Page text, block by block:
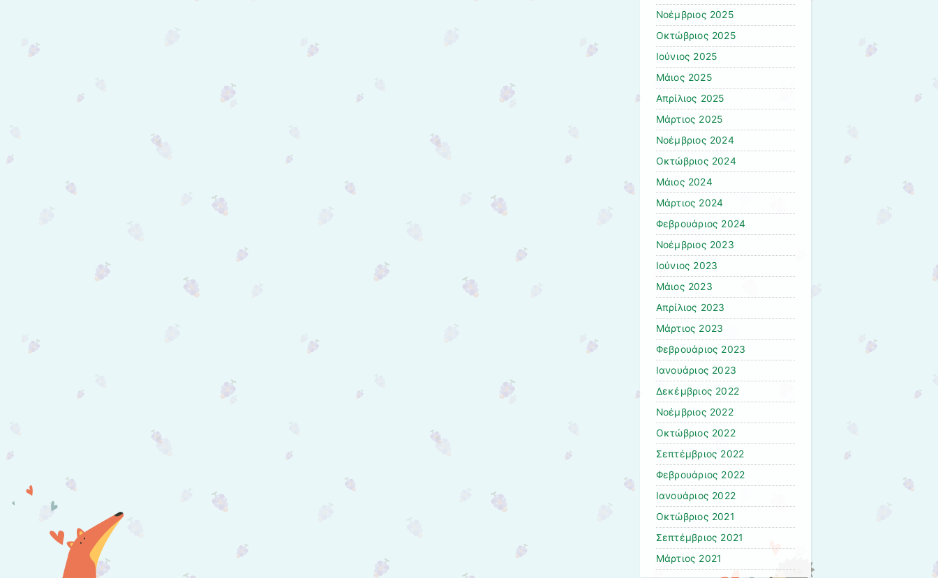
Νοέμβριος 2025
Οκτώβριος 2025
Ιούνιος 2025
Μάιος 2025
Απρίλιος 2025
Μάρτιος 2025
Νοέμβριος 2024
Οκτώβριος 2024
Μάιος 2024
Μάρτιος 2024
Φεβρουάριος 2024
Νοέμβριος 2023
Ιούνιος 2023
Μάιος 2023
Απρίλιος 2023
Μάρτιος 2023
Φεβρουάριος 2023
Ιανουάριος 2023
Δεκέμβριος 2022
Νοέμβριος 2022
Οκτώβριος 2022
Σεπτέμβριος 2022
Φεβρουάριος 2022
Ιανουάριος 2022
Οκτώβριος 2021
Σεπτέμβριος 2021
Μάρτιος 2021